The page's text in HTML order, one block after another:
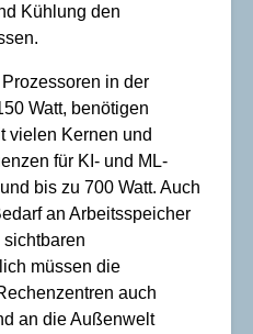
Kühlung den
in der
Watt, benötigen
vielen Kernen und
für KI- und ML-
bis zu 700 Watt. Auch
an Arbeitsspeicher
müssen die
auch
an die Außenwelt